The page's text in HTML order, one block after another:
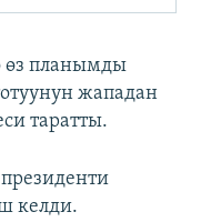
өз планымды
жападан
таратты.
келди.